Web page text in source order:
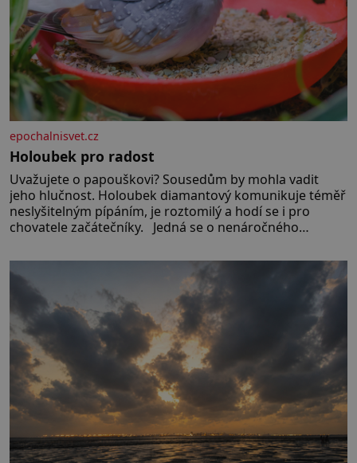
epochalnisvet.cz
Holoubek pro radost
Uvažujete o papouškovi? Sousedům by mohla vadit
jeho hlučnost. Holoubek diamantový komunikuje téměř
neslyšitelným pípáním, je roztomilý a hodí se i pro
chovatele začátečníky. Jedná se o nenáročného
času tráví na zemi, kde sbírá zbytky semínek Jeho
domovinou je prakticky celá Austrálie s výjimkou
pobřežní oblasti.